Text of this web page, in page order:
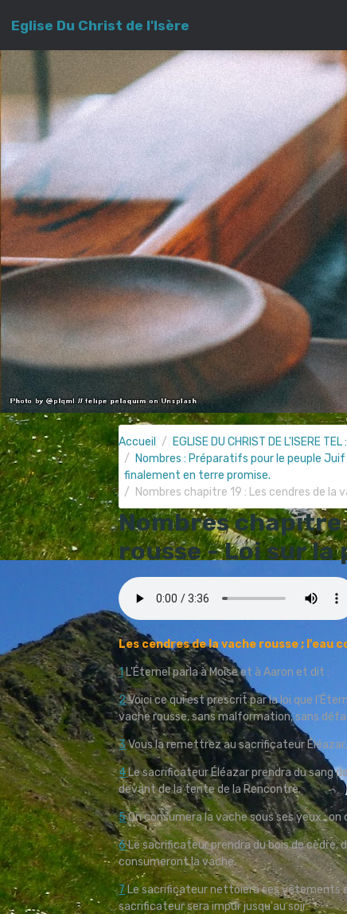
Eglise Du Christ de l'Isère
Accueil EGLISE DU CHRIST DE L'ISERE
Nombres : Préparatifs pour le peuple
finalement en terre promise.
Nombres chapitre 19 : Les cendres de la
Nombres chapitre
rousse - Loi sur
Les cendres de la vache rousse ; l'eau
1L'Éternel parla à Moïse et à Aaron et dit :
2Voici ce qui est prescrit par la loi que
vache rousse, sans malformation, sans
3Vous la remettrez au sacrificateur
4Le sacrificateur Éléazar prendra du sang
devant de la tente de la Rencontre.
5On consumera la vache sous ses yeux ;
6Le sacrificateur prendra du bois de cèdre,
consumeront la vache.
7Le sacrificateur nettoiera ses vêtements
sacrificateur sera impur jusqu'au soir.